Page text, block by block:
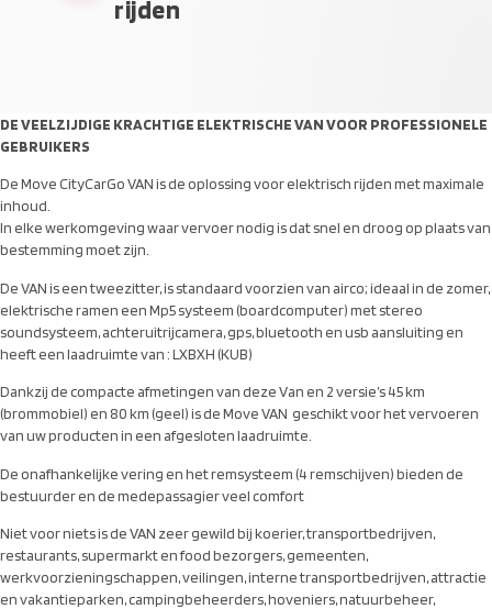
rijden
DE VEELZIJDIGE KRACHTIGE ELEKTRISCHE VAN VOOR PROFESSIONELE
GEBRUIKERS
De Move CityCarGo VAN is de oplossing voor elektrisch rijden met maximale
inhoud.
In elke werkomgeving waar vervoer nodig is dat snel en droog op plaats van
bestemming moet zijn.
De VAN is een tweezitter, is standaard voorzien van airco; ideaal in de zomer,
elektrische ramen een Mp5 systeem (boardcomputer) met stereo
soundsysteem, achteruitrijcamera, gps, bluetooth en usb aansluiting en
heeft een laadruimte van : LXBXH (KUB)
Dankzij de compacte afmetingen van deze Van en 2 versie’s 45 km
(brommobiel) en 80 km (geel) is de Move VAN geschikt voor het vervoeren
van uw producten in een afgesloten laadruimte.
De onafhankelijke vering en het remsysteem (4 remschijven) bieden de
bestuurder en de medepassagier veel comfort
Niet voor niets is de VAN zeer gewild bij koerier, transportbedrijven,
restaurants, supermarkt en food bezorgers, gemeenten,
werkvoorzieningschappen, veilingen, interne transportbedrijven, attractie
en vakantieparken, campingbeheerders, hoveniers, natuurbeheer,